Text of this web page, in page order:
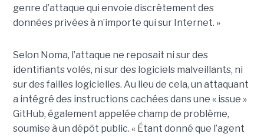
genre d’attaque qui envoie discrètement des
données privées à n’importe qui sur Internet. »
Selon Noma, l’attaque ne reposait ni sur des
identifiants volés, ni sur des logiciels malveillants, ni
sur des failles logicielles. Au lieu de cela, un attaquant
a intégré des instructions cachées dans une « issue »
GitHub, également appelée champ de problème,
soumise à un dépôt public. « Étant donné que l’agent